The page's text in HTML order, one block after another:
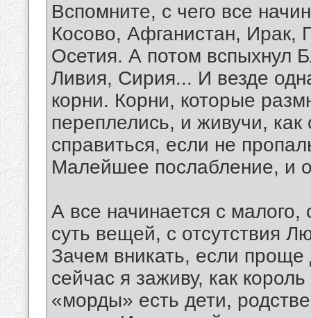
Вспомните, с чего все
Косово, Афганистан, Ирак,
Осетия. А потом вспыхнул
Ливия, Сирия... И везде
корни. Корни, которые
переплелись, и живучи, как
справиться, если не
Малейшее послабление, и
А все начинается с малого,
суть вещей, с отсутствия
Зачем вникать, если проще
сейчас я заживу, как
«морды» есть дети,